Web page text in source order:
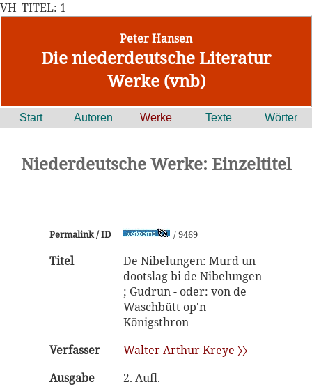
VH_TITEL: 1
Peter Hansen
Die niederdeutsche Literatur
Werke (vnb)
Start Autoren Werke Texte Wörter
Niederdeutsche Werke: Einzeltitel
Permalink / ID / 9469
Titel
De Nibelungen: Murd un
dootslag bi de Nibelungen
; Gudrun - oder: von de
Waschbütt op'n
Königsthron
Verfasser
Walter Arthur Kreye 〉〉
Ausgabe
2. Aufl.